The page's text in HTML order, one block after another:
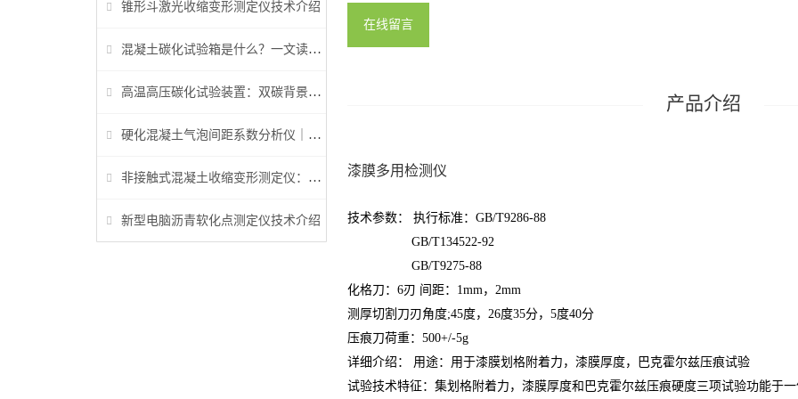
锥形斗激光收缩变形测定仪技术介绍
混凝土碳化试验箱是什么？一文读懂它的功能、原理与标准要求
高温高压碳化试验装置：双碳背景下胶凝材料研究核心装备
硬化混凝土气泡间距系数分析仪｜参数检测与行业标准详解
非接触式混凝土收缩变形测定仪：早龄期收缩检测核心设备
新型电脑沥青软化点测定仪技术介绍
在线留言
漆膜多用检测仪
技术参数： 执行标准：GB/T9286-88
GB/T134522-92
GB/T9275-88
化格刀：6刃 间距：1mm，2mm
测厚切割刀刃角度;45度，26度35分，5度40分
压痕刀荷重：500+/-5g
详细介绍： 用途：用于漆膜划格附着力，漆膜厚度，巴克霍尔兹压痕试验
试验技术特征：集划格附着力，漆膜厚度和巴克霍尔兹压痕硬度三项试验功能于